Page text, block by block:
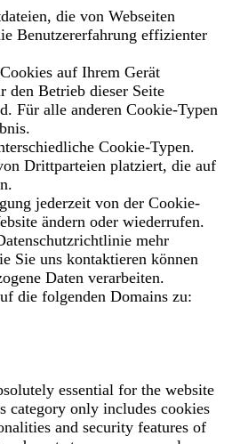
die von Webseiten
Benutzererfahrung effizienter
auf Ihrem Gerät
den Betrieb dieser Seite
Für alle anderen Cookie-Typen
Cookie-Typen.
Drittparteien platziert, die auf
jederzeit von der Cookie-
ändern oder wiederrufen.
mehr
Sie uns kontaktieren können
Daten verarbeiten.
die folgenden Domains zu:
essential for the website
category only includes cookies
and security features of